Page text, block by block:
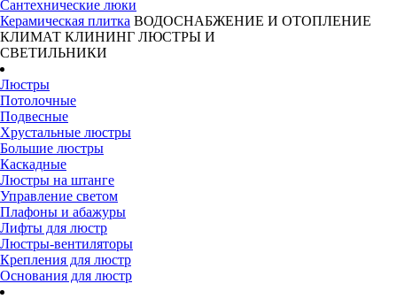
Сантехнические люки
Керамическая плитка ВОДОСНАБЖЕНИЕ И ОТОПЛЕНИЕ
КЛИМАТ КЛИНИНГ ЛЮСТРЫ И
СВЕТИЛЬНИКИ
Люстры
Потолочные
Подвесные
Хрустальные люстры
Большие люстры
Каскадные
Люстры на штанге
Управление светом
Плафоны и абажуры
Лифты для люстр
Люстры-вентиляторы
Крепления для люстр
Основания для люстр